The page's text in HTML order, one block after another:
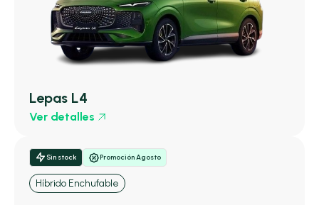
Lepas L4
Ver detalles
Sin stock Promoción Agosto
Híbrido Enchufable